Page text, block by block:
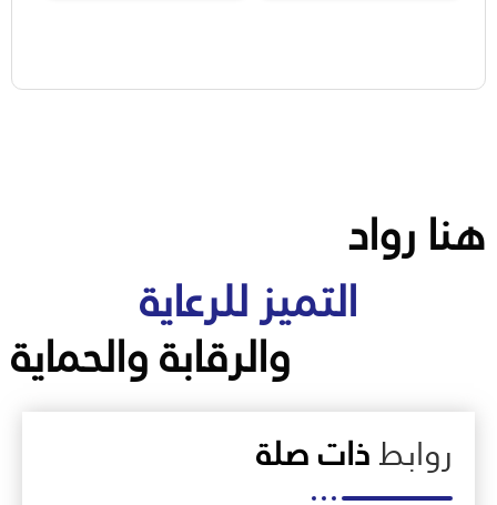
هنا رواد
التميز للرعاية
والرقابة والحماية
روابطذات صلة